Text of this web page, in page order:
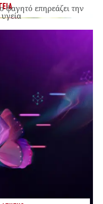
φαγητό επηρεάζει την